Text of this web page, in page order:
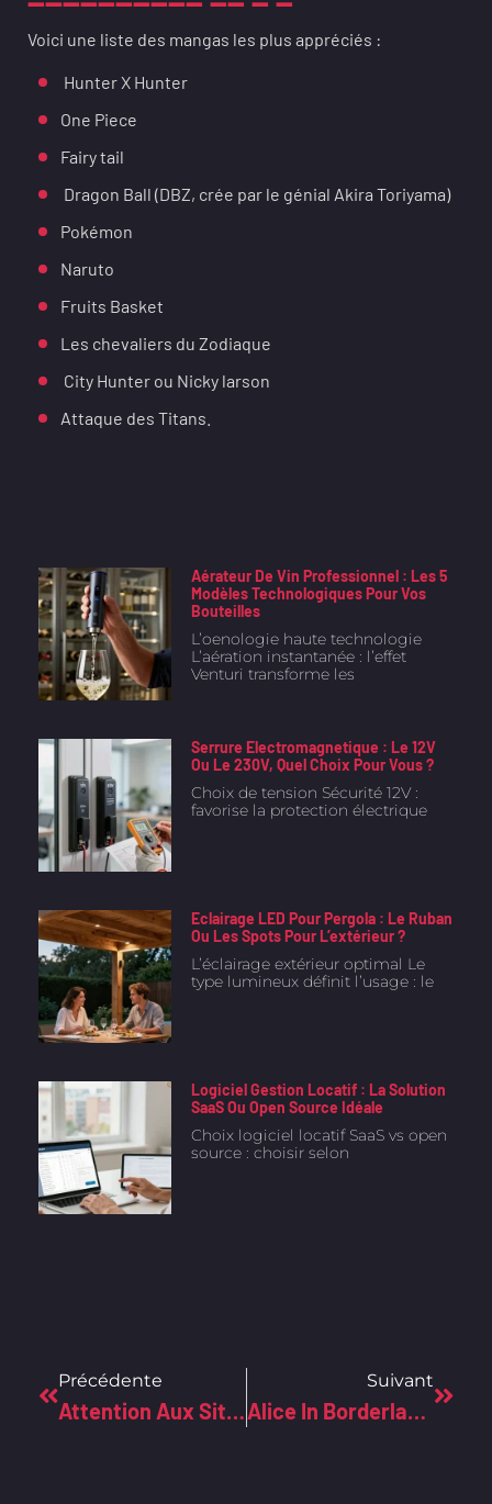
Voici une liste des mangas les plus appréciés :
Hunter X Hunter
One Piece
Fairy tail
Dragon Ball (DBZ, crée par le génial Akira Toriyama)
Pokémon
Naruto
Fruits Basket
Les chevaliers du Zodiaque
City Hunter ou Nicky larson
Attaque des Titans.
Aérateur De Vin Professionnel : Les 5
Modèles Technologiques Pour Vos
Bouteilles
L’oenologie haute technologie
L’aération instantanée : l’effet
Venturi transforme les
Serrure Electromagnetique : Le 12V
Ou Le 230V, Quel Choix Pour Vous ?
Choix de tension Sécurité 12V :
favorise la protection électrique
Eclairage LED Pour Pergola : Le Ruban
Ou Les Spots Pour L’extérieur ?
L’éclairage extérieur optimal Le
type lumineux définit l’usage : le
Logiciel Gestion Locatif : La Solution
SaaS Ou Open Source Idéale
Choix logiciel locatif SaaS vs open
source : choisir selon
Précédente
Attention Aux Sites WordPress Compromis !
Suivant
Alice In Borderland Saison 2: Ce Sur L’on Sait Déjà!